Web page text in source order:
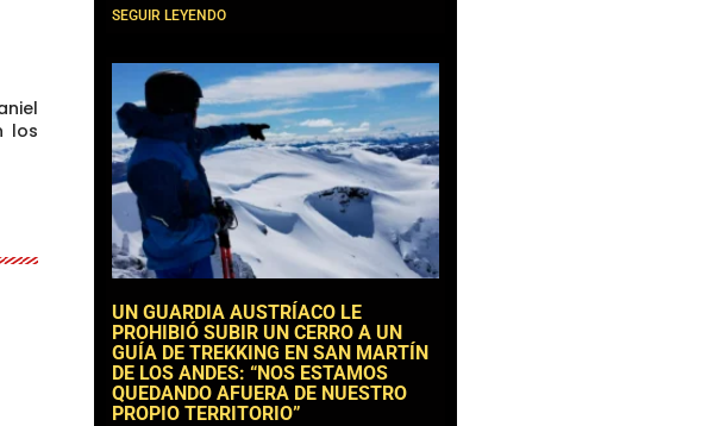
los
SEGUIR LEYENDO
UN GUARDIA AUSTRÍACO LE
PROHIBIÓ SUBIR UN CERRO A UN
GUÍA DE TREKKING EN SAN MARTÍN
DE LOS ANDES: “NOS ESTAMOS
QUEDANDO AFUERA DE NUESTRO
PROPIO TERRITORIO”